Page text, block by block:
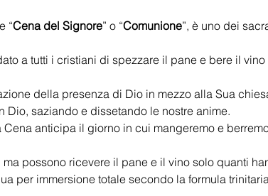
“Cena del Signore” o “Comunione”, è uno dei
a tutti i cristiani di spezzare il pane e bere il
della presenza di Dio in mezzo alla Sua
Dio, saziando e dissetando le nostre anime.
Cena anticipa il giorno in cui mangeremo e
ma possono ricevere il pane e il vino solo quanti
per immersione totale secondo la formula